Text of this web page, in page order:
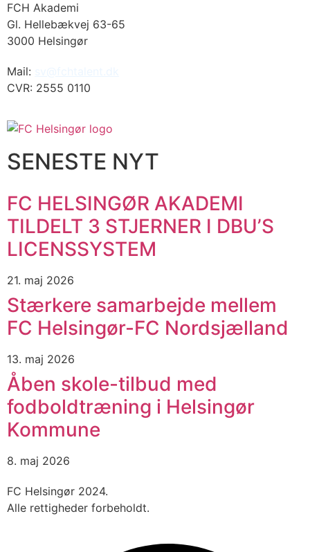
FCH Akademi
Gl. Hellebækvej 63-65
3000 Helsingør
Mail:
CVR: 2555 0110
SENESTE NYT
FC HELSINGØR AKADEMI
TILDELT 3 STJERNER I DBU’S
LICENSSYSTEM
21. maj 2026
Stærkere samarbejde mellem
FC Helsingør-FC Nordsjælland
13. maj 2026
Åben skole-tilbud med
fodboldtræning i Helsingør
Kommune
8. maj 2026
FC Helsingør 2024.
Alle rettigheder forbeholdt.